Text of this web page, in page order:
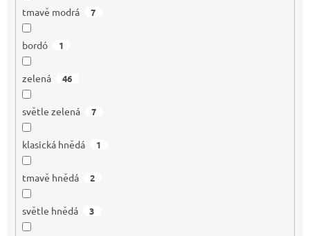
tmavě modrá 7
bordó 1
zelená 46
světle zelená 7
klasická hnědá 1
tmavě hnědá 2
světle hnědá 3